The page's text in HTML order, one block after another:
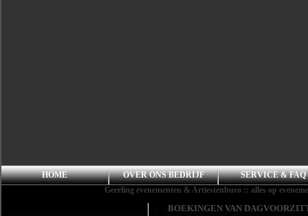
HOME OVER ONS BEDRIJF
SERVICE & FAQ
Geerling evenementen & Artiestenburo :: alles op
BOEKINGEN VAN